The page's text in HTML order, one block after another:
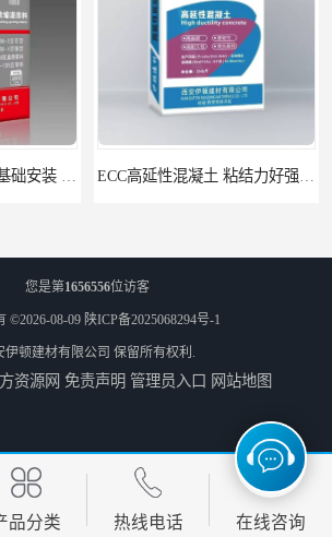
伊顿 水泥路面修补料 路面破损起皮快速修补 2小时通车
您是第1656556位访客
©2026-08-09 陕ICP备2025068294号-1
伊顿建材有限公司 保留所有权利.
资源网 免责声明 管理员入口 网站地图
品分类 热线电话 在线咨询